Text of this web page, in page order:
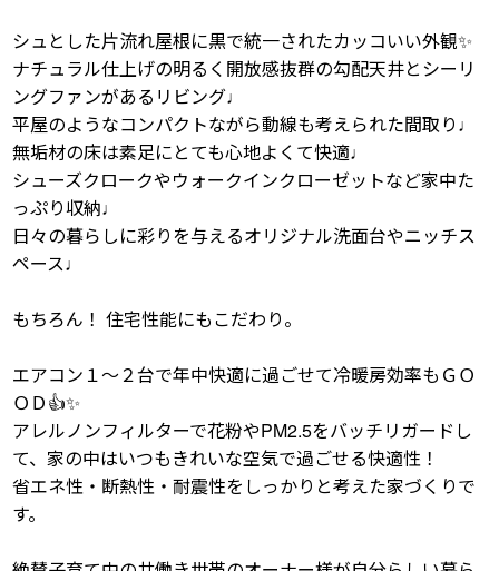
シュとした片流れ屋根に黒で統一されたカッコいい外観✨
ナチュラル仕上げの明るく開放感抜群の勾配天井とシーリ
ングファンがあるリビング♩
平屋のようなコンパクトながら動線も考えられた間取り♩
無垢材の床は素足にとても心地よくて快適♩
シューズクロークやウォークインクローゼットなど家中た
っぷり収納♩
日々の暮らしに彩りを与えるオリジナル洗面台やニッチス
ペース♩
もちろん！ 住宅性能にもこだわり。
エアコン１～２台で年中快適に過ごせて冷暖房効率もＧＯ
ＯＤ👍✨
アレルノンフィルターで花粉やPM2.5をバッチリガードし
て、家の中はいつもきれいな空気で過ごせる快適性！
省エネ性・断熱性・耐震性をしっかりと考えた家づくりで
す。